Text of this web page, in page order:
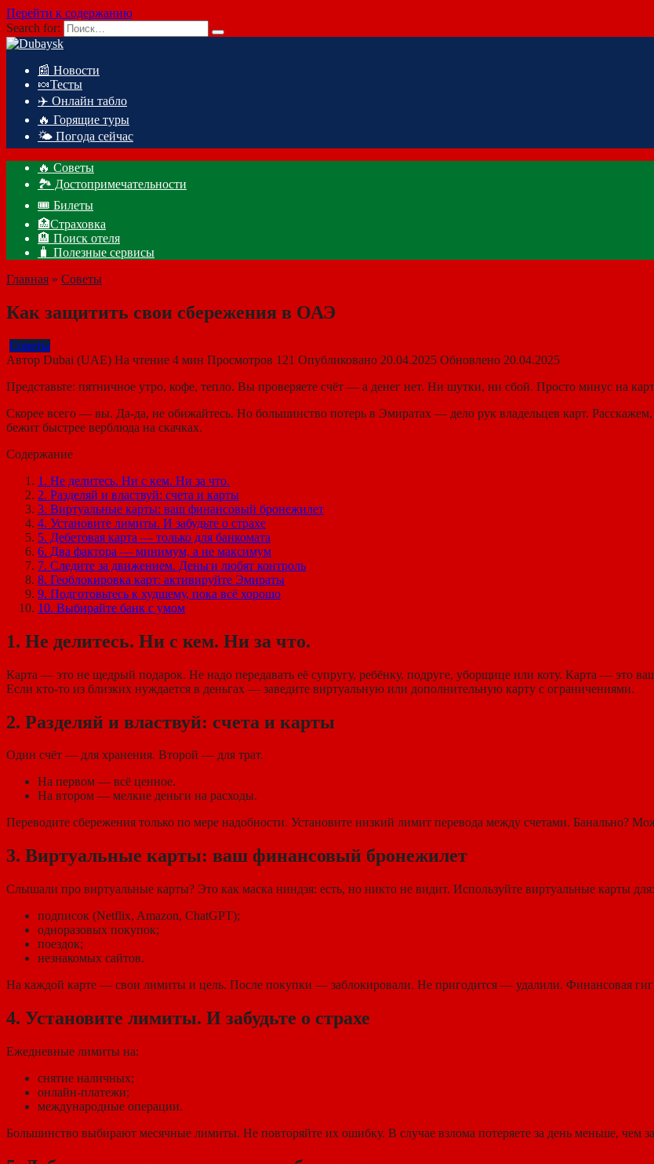
Перейти к содержанию
Search for:
📰 Новости
🍬Тесты
✈️ Онлайн табло
🔥 Горящие туры
🌤️ Погода сейчас
🔥 Советы
🏞️ Достопримечательности
🎟️ Билеты
🏥Страховка
🏨 Поиск отеля
🧳 Полезные сервисы
Главная » Советы
Как защитить свои сбережения в ОАЭ
Советы
Автор Dubai (UAE) На чтение 4 мин Просмотров 121 Опубликовано 20.04.2025 Обновлено 20.04.2025
Представьте: пятничное утро, кофе, тепло. Вы проверяете счёт — а денег нет. Ни шутки, ни сбой. Просто минус на
Скорее всего — вы. Да-да, не обижайтесь. Но большинство потерь в Эмиратах — дело рук владельцев карт.
бежит быстрее верблюда на скачках.
Содержание
1. Не делитесь. Ни с кем. Ни за что.
2. Разделяй и властвуй: счета и карты
3. Виртуальные карты: ваш финансовый бронежилет
4. Установите лимиты. И забудьте о страхе
5. Дебетовая карта — только для банкомата
6. Два фактора — минимум, а не максимум
7. Следите за движением. Деньги любят контроль
8. Геоблокировка карт: активируйте Эмираты
9. Подготовьтесь к худшему, пока всё хорошо
10. Выбирайте банк с умом
1. Не делитесь. Ни с кем. Ни за что.
Карта — это не щедрый подарок. Не надо передавать её супругу, ребёнку, подруге, уборщице или коту. Карта — это
Если кто-то из близких нуждается в деньгах — заведите виртуальную или дополнительную карту с ограничениями.
2. Разделяй и властвуй: счета и карты
Один счёт — для хранения. Второй — для трат.
На первом — всё ценное.
На втором — мелкие деньги на расходы.
Переводите сбережения только по мере надобности. Установите низкий лимит перевода между счетами. Банально?
3. Виртуальные карты: ваш финансовый бронежилет
Слышали про виртуальные карты? Это как маска ниндзя: есть, но никто не видит. Используйте виртуальные карты для:
подписок (Netflix, Amazon, ChatGPT);
одноразовых покупок;
поездок;
незнакомых сайтов.
На каждой карте — свои лимиты и цель. После покупки — заблокировали. Не пригодится — удалили. Финансовая
4. Установите лимиты. И забудьте о страхе
Ежедневные лимиты на:
снятие наличных;
онлайн-платежи;
международные операции.
Большинство выбирают месячные лимиты. Не повторяйте их ошибку. В случае взлома потеряете за день меньше, чем